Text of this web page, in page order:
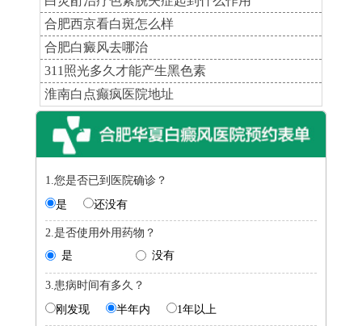
合肥西京看白斑怎么样
合肥白癜风去哪治
311照光多久才能产生黑色素
淮南白点癫疯医院地址
1.您是否已到医院确诊？
是
还没有
2.是否使用外用药物？
是
没有
3.患病时间有多久？
刚发现
半年内 1年以上